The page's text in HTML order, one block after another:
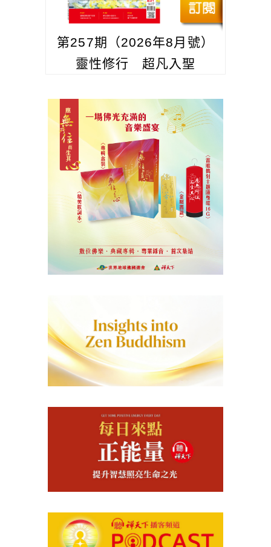
第257期（2026年8月號）
靈性修行 超凡入聖